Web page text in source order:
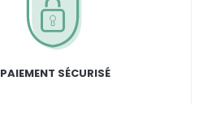
PAIEMENT SÉCURISÉ